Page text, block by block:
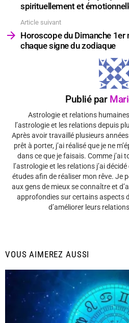
spirituellement et
Article suivant
Horoscope du Dimanche
chaque signe du zodiaque
Publié par
Astrologie et relations
l’astrologie et les relations depuis
Après avoir travaillé plusieurs
prêt à porter, j’ai réalisé que je ne
dans ce que je faisais. Comme j’ai
l’astrologie et les relations j’ai
études afin de réaliser mon rêve. Je
aux gens de mieux se connaître et
approfondies sur certains aspects
d’améliorer leurs
VOUS AIMEREZ AUSSI